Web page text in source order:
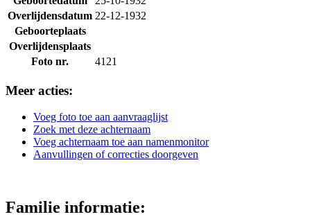
Overlijdensdatum 22-12-1932
Geboorteplaats
Overlijdensplaats
Foto nr.
4121
Meer acties:
Voeg foto toe aan aanvraaglijst
Zoek met deze achternaam
Voeg achternaam toe aan namenmonitor
Aanvullingen of correcties doorgeven
Familie informatie: